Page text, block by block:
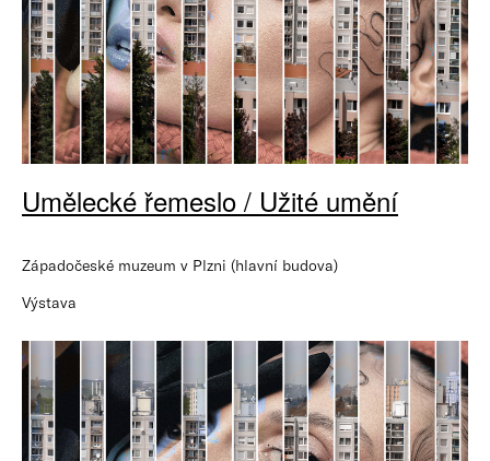
Umělecké řemeslo / Užité umění
Západočeské muzeum v Plzni (hlavní budova)
Výstava